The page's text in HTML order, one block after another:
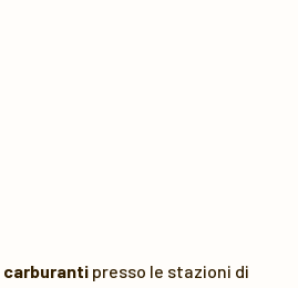
carburanti presso le stazioni di